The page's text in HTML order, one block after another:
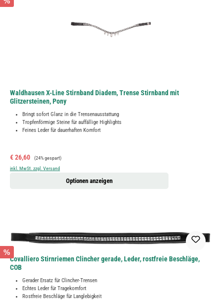
Waldhausen X-Line Stirnband Diadem, Trense Stirnband mit
Glitzersteinen, Pony
Bringt sofort Glanz in die Trensenausstattung
Tropfenförmige Steine für auffällige Highlights
Feines Leder für dauerhaften Komfort
Verkaufspreis:
€ 26,60 Regulärer Preis:
(24% gespart)
inkl. MwSt. zzgl. Versand
Optionen anzeigen
%
Covalliero Stirnriemen Clincher gerade, Leder, rostfreie Beschläge,
COB
Gerader Ersatz für Clincher-Trensen
Echtes Leder für Tragekomfort
Rostfreie Beschläge für Langlebigkeit